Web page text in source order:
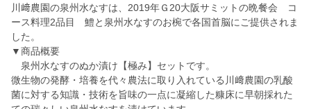
川﨑農園の泉州水なすは、2019年Ｇ20大阪サミットの晩餐会 コ
ース料理2品目 鱧と泉州水なすのお椀で各国首脳にご提供されま
した。
▼商品概要
泉州水なすのぬか漬け【極み】セットです。
微生物の発酵・培養を代々農法に取り入れている川﨑農園の乳酸
菌に対する知識・技術を旨味の一点に凝縮した糠床に早朝採れた